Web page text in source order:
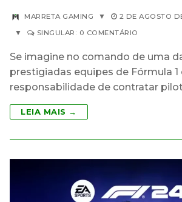
MARRETA GAMING ▼ 2 DE AGOSTO
▼
SINGULAR: 0 COMENTÁRIO
Se imagine no comando de uma
prestigiadas equipes de Fórmula 1
responsabilidade de contratar
LEIA MAIS →